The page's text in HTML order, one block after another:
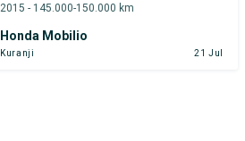
2015 - 145.000-150.000 km
Honda Mobilio
Kuranji 21 Jul